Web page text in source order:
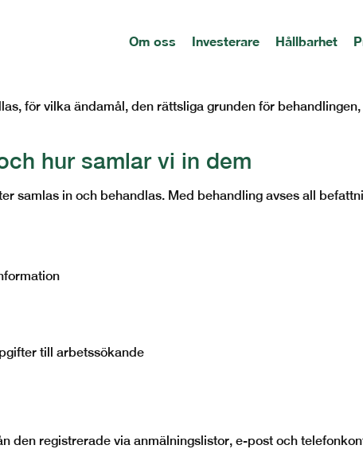
Om oss Investerare Hållbarhet
att ha kontroll över dina personuppgifter. Svedbergs
för vilka ändamål, den rättsliga grunden för
hur samlar vi in dem
samlas in och behandlas. Med behandling avses all
till arbetssökande
den registrerade via anmälningslistor, e-post och